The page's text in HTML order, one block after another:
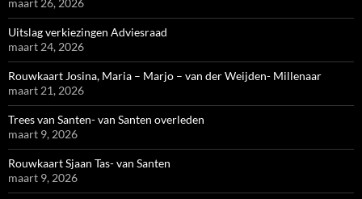
maart 26, 2026
Uitslag verkiezingen Adviesraad
maart 24, 2026
Rouwkaart Josina, Maria – Marjo – van der Weijden- Millenaar
maart 21, 2026
Trees van Santen- van Santen overleden
maart 9, 2026
Rouwkaart Sjaan Tas- van Santen
maart 9, 2026